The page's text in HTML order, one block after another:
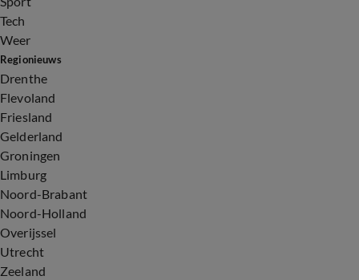
Tech
Weer
Regionieuws
Drenthe
Flevoland
Friesland
Gelderland
Groningen
Limburg
Noord-Brabant
Noord-Holland
Overijssel
Utrecht
Zeeland